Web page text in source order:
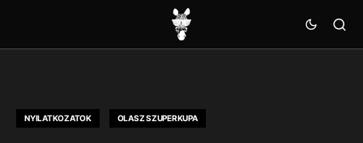
NYILATKOZATOK OLASZ SZUPERKUPA